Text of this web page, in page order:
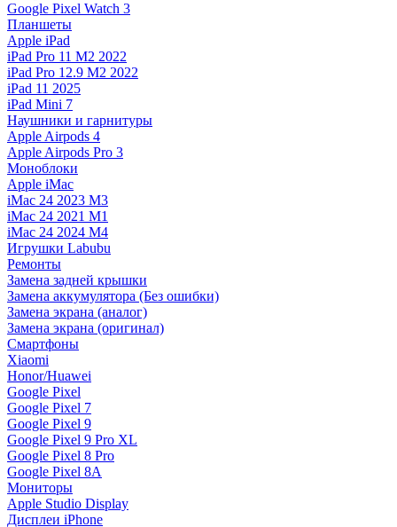
Google Pixel Watch 3
Планшеты
Apple iPad
iPad Pro 11 M2 2022
iPad Pro 12.9 M2 2022
iPad 11 2025
iPad Mini 7
Наушники и гарнитуры
Apple Airpods 4
Apple Airpods Pro 3
Моноблоки
Apple iMac
iMac 24 2023 M3
iMac 24 2021 M1
iMac 24 2024 M4
Игрушки Labubu
Ремонты
Замена задней крышки
Замена аккумулятора (Без ошибки)
Замена экрана (аналог)
Замена экрана (оригинал)
Смартфоны
Xiaomi
Honor/Huawei
Google Pixel
Google Pixel 7
Google Pixel 9
Google Pixel 9 Pro XL
Google Pixel 8 Pro
Google Pixel 8A
Мониторы
Apple Studio Display
Дисплеи iPhone